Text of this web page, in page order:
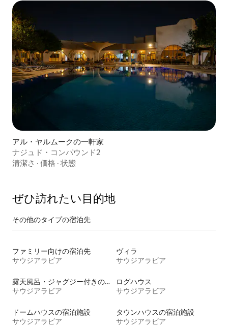
アル・ヤルムークの一軒家
ナジュド・コンパウンド2
清潔さ · 価格 · 状態
ぜひ訪⁠れ⁠た⁠い目⁠的⁠地
その他のタ⁠イ⁠プ⁠の宿⁠泊⁠先
ファミリー向けの宿泊先
サウジアラビア
ヴィラ
サウジアラビア
露天風呂・ジャグジー付きの宿泊施設
サウジアラビア
ログハウス
サウジアラビア
ドームハウスの宿泊施設
サウジアラビア
タウンハウスの宿泊施設
サウジアラビア